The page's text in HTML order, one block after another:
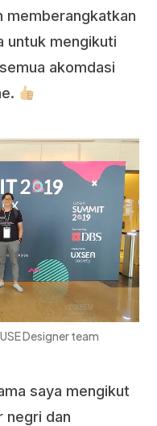
memberangkatkan
untuk mengikuti
akomdasi
Designer team
saya mengikut
negri dan